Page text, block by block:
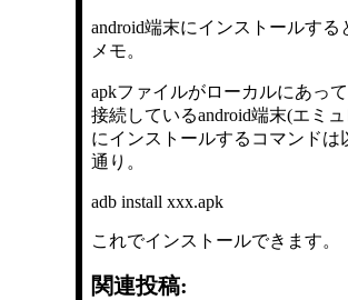
android端末にインストールする
メモ。
apkファイルがローカルにあっ
接続しているandroid端末(エミ
にインストールするコマンドは
通り。
adb install xxx.apk
これでインストールできます。
関連投稿: